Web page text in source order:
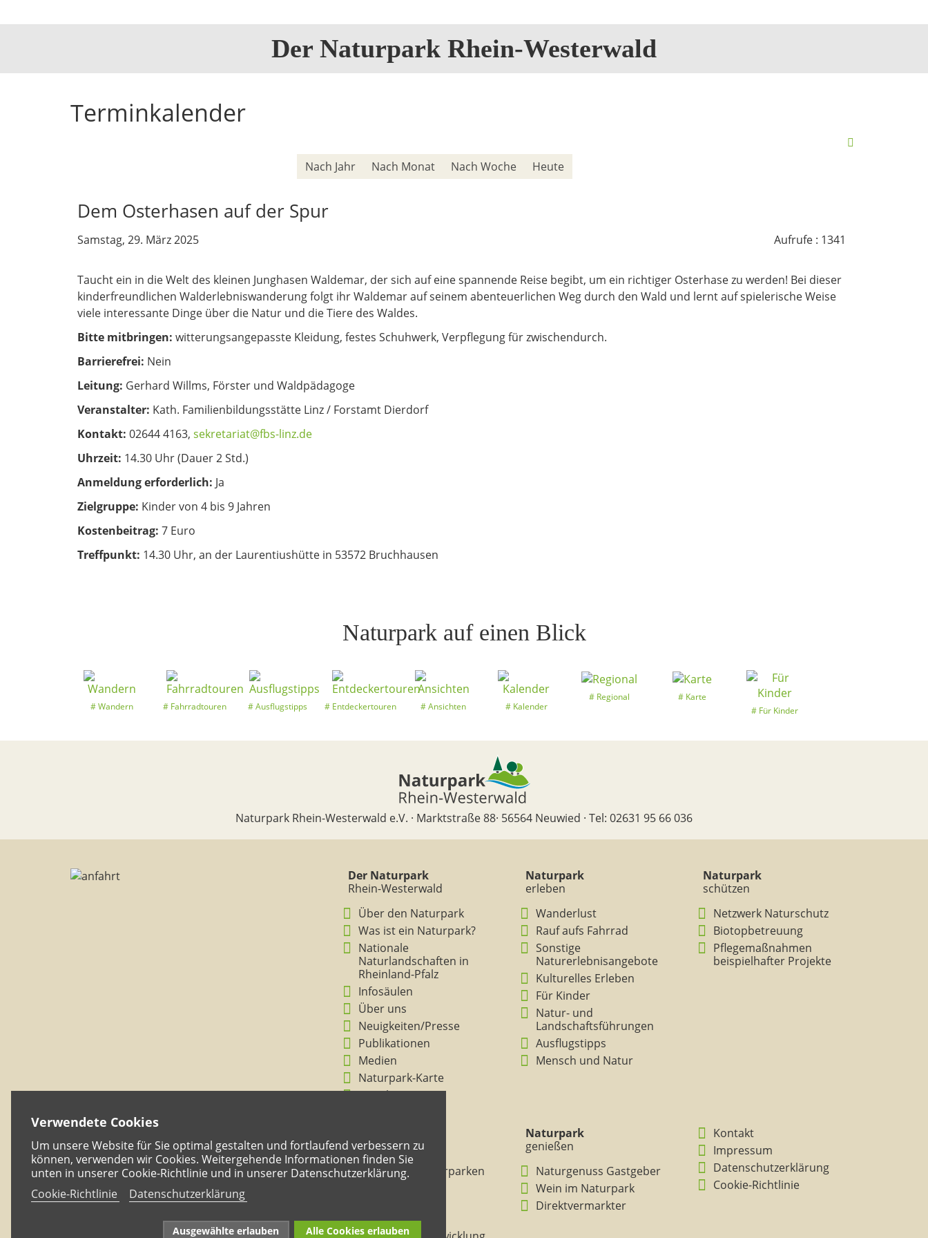
Verwendete Cookies
Um unsere Website für Sie optimal gestalten und fortlaufend verbessern zu
können, verwenden wir Cookies. Weitergehende Informationen finden Sie
unten in unserer Cookie-Richtlinie und in unserer Datenschutzerklärung.
Cookie-Richtlinie
Datenschutzerklärung
Ausgewählte erlauben Alle Cookies erlauben
Der Naturpark Rhein-Westerwald
Terminkalender
Nach Jahr Nach Monat Nach Woche Heute
Dem Osterhasen auf der Spur
Samstag, 29. März 2025 Aufrufe: 1341
Taucht ein in die Welt des kleinen Junghasen Waldemar, der sich auf eine spannende Reise begibt, um ein richtiger Osterhase zu werden! Bei dieser
kinderfreundlichen Walderlebniswanderung folgt ihr Waldemar auf seinem abenteuerlichen Weg durch den Wald und lernt auf spielerische Weise
viele interessante Dinge über die Natur und die Tiere des Waldes.
Bitte mitbringen: witterungsangepasste Kleidung, festes Schuhwerk, Verpflegung für zwischendurch.
Barrierefrei: Nein
Leitung: Gerhard Willms, Förster und Waldpädagoge
Veranstalter: Kath. Familienbildungsstätte Linz / Forstamt Dierdorf
Kontakt: 02644 4163, sekretariat@fbs-linz.de
Uhrzeit: 14.30 Uhr (Dauer 2 Std.)
Anmeldung erforderlich: Ja
Zielgruppe: Kinder von 4 bis 9 Jahren
Kostenbeitrag: 7 Euro
Treffpunkt: 14.30 Uhr, an der Laurentiushütte in 53572 Bruchhausen
Naturpark auf einen Blick
Wandern Fahrradtouren Ausflugstipps Entdeckertouren Ansichten Kalender
Regional
Karte
Für Kinder
Naturpark Rhein-Westerwald e.V. · Marktstraße 88· 56564 Neuwied · Tel: 02631 95 66 036
Der Naturpark
Rhein-Westerwald
Über den Naturpark
Was ist ein Naturpark?
Nationale
Naturlandschaften in
Rheinland-Pfalz
Infosäulen
Über uns
Neuigkeiten/Presse
Publikationen
Medien
Naturpark-Karte
Ansichten
Naturpark
erleben
Wanderlust
Rauf aufs Fahrrad
Sonstige
Naturerlebnisangebote
Kulturelles Erleben
Für Kinder
Natur- und
Landschaftsführungen
Ausflugstipps
Mensch und Natur
Naturpark
schützen
Netzwerk Naturschutz
Biotopbetreuung
Pflegemaßnahmen
beispielhafter Projekte
verstehen
BNE in den Naturparken
Rheinland-Pfalz
Mitmachheft
Naturpark
genießen
Naturgenuss Gastgeber
Wein im Naturpark
Direktvermarkter
Kontakt
Impressum
Datenschutzerklärung
Cookie-Richtlinie